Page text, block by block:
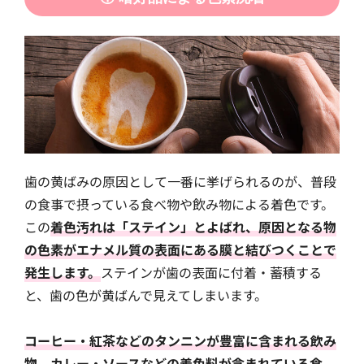
歯の黄ばみの原因として一番に挙げられるのが、普段
の食事で摂っている食べ物や飲み物による着色です。
この着色汚れは「ステイン」とよばれ、原因となる物
の色素がエナメル質の表面にある膜と結びつくことで
発生します。ステインが歯の表面に付着・蓄積する
と、歯の色が黄ばんで見えてしまいます。
コーヒー・紅茶などのタンニンが豊富に含まれる飲み